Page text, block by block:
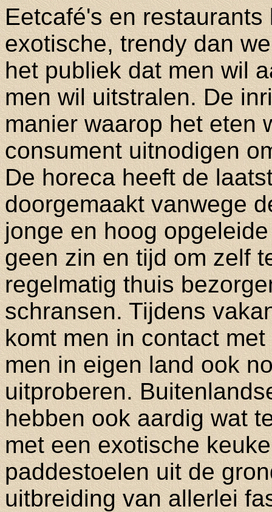
Eetcafé's en
exotische, trendy dan
het publiek dat men wil
men wil uitstralen. De
manier waarop het eten
consument uitnodigen
De horeca heeft de
doorgemaakt vanwege
jonge en hoog
geen zin en tijd om zelf
regelmatig thuis
schransen. Tijdens
komt men in contact
men in eigen land ook
uitproberen.
hebben ook aardig wat
met een exotische
paddestoelen uit de
uitbreiding van allerlei